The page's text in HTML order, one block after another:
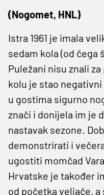
(Nogomet, HNL)
Istra 1961 je imala
sedam kola (od čega
Puležani nisu znali
kolu je stao
u gostima sigurno
znači i donijela im je
nastavak sezone.
demonstrirati i
ugostiti momčad
Hrvatske je također
od početka veljače,